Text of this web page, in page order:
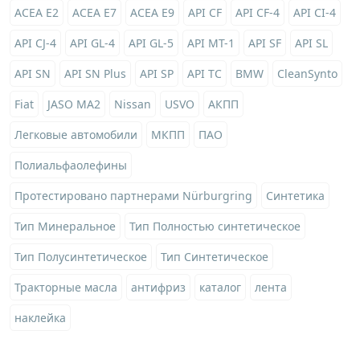
ACEA E2
ACEA E7 ACEA E9 API CF API CF-4
API CI-4
API CJ-4
API GL-4 API GL-5 API MT-1 API SF
API SL
API SN
API SN Plus API SP API TC BMW
CleanSynto
Fiat
JASO MA2 Nissan USVO
АКПП
Легковые автомобили
МКПП
ПАО
Полиальфаолефины
Протестировано партнерами Nürburgring
Синтетика
Тип Минеральное
Тип Полностью синтетическое
Тип Полусинтетическое
Тип Синтетическое
Тракторные масла
антифриз каталог
лента
наклейка